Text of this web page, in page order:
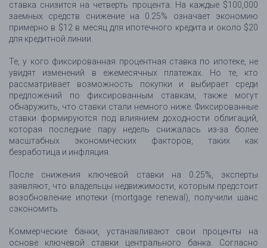
ставка снизится на четверть процента. На каждые $100,000
заемных средств снижение на 0.25% означает экономию
примерно в $12 в месяц для ипотечного кредита и около $20
для кредитной линии.
Те, у кого фиксированная процентная ставка по ипотеке, не
увидят изменений в ежемесячных платежах. Но те, кто
рассматривает возможность покупки и выбирает среди
предложений по фиксированным ставкам, также могут
обнаружить, что ставки стали немного ниже. Фиксированные
ставки формируются под влиянием доходности облигаций,
которая последние пару недель снижалась из-за более
масштабных экономических факторов, таких как
безработица и инфляция.
После снижения ключевой ставки на 0.25%, эксперты
заявляют, что владельцы недвижимости, которым предстоит
возобновление ипотеки (mortgage renewal), получили шанс
сэкономить.
Коммерческие банки, устанавливают свои проценты на
основе ключевой ставки центрального банка. Согласно